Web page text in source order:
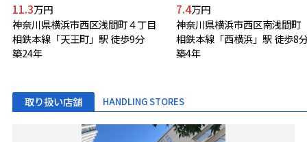
11.3万円
神奈川県横浜市西区浅間町４丁目
相鉄本線「天王町」駅 徒歩9分
築24年
7.4万円
神奈川県横浜市西区南浅間町
相鉄本線「西横浜」駅 徒歩8
築4年
取り扱い店舗 HANDLING STORES